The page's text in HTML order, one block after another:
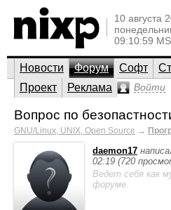
10 августа
09:10:59
Новости Форум Софт
Проект
Реклама Войти
Вопрос по
GNU/Linux, UNIX, Open Source →
daemon17
02:19 (720
Ведет себя как
форуме.